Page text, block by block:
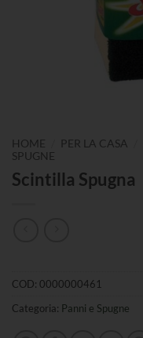
HOME PER LA CASA
SPUGNE
Scintilla Spugna
COD: 0000000461
Categoria: Panni e Spugne